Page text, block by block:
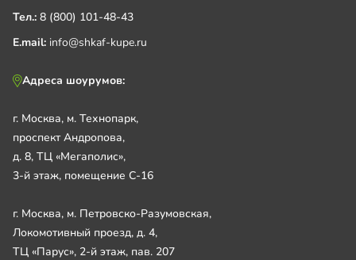
Тел.: 8 (800) 101-48-43
E.mail: info@shkaf-kupe.ru
Адреса шоурумов:
г. Москва, м. Технопарк,
проспект Андропова,
д. 8, ТЦ «Мегаполис»,
3-й этаж, помещение С-16
г. Москва, м. Петровско-Разумовская,
Локомотивный проезд, д. 4,
ТЦ «Парус», 2-й этаж, пав. 207